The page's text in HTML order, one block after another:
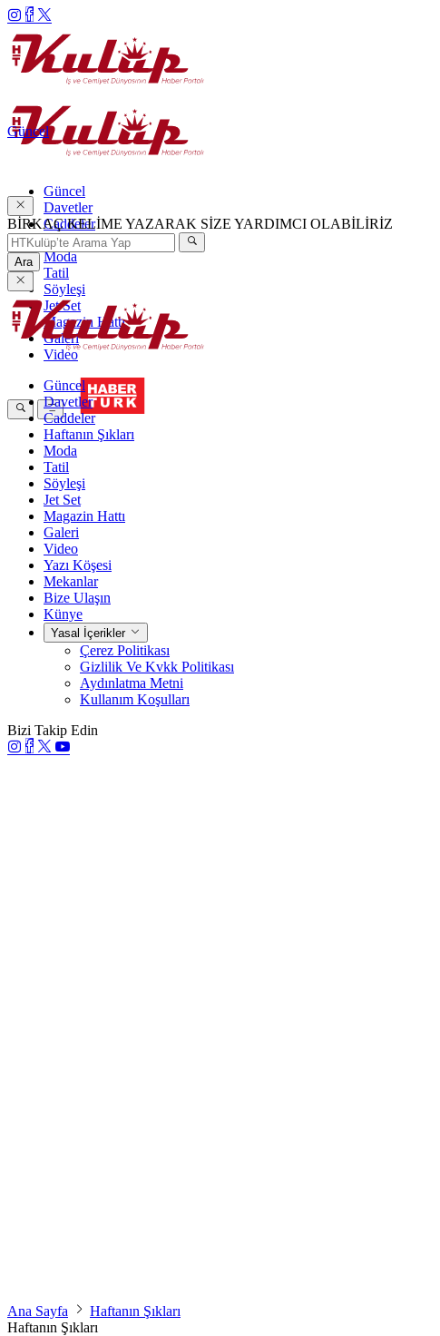
Güncel
Davetler
Caddeler
Haftanın Şıkları
Moda
Tatil
Söyleşi
Jet Set
Magazin Hattı
Galeri
Video
Güncel
BİRKAÇ KELİME YAZARAK SİZE YARDIMCI OLABİLİRİZ
Ara
Güncel
Davetler
Caddeler
Haftanın Şıkları
Moda
Tatil
Söyleşi
Jet Set
Magazin Hattı
Galeri
Video
Yazı Köşesi
Mekanlar
Bize Ulaşın
Künye
Yasal İçerikler
Çerez Politikası
Gizlilik Ve Kvkk Politikası
Aydınlatma Metni
Kullanım Koşulları
Bizi Takip Edin
Ana Sayfa
Haftanın Şıkları
Haftanın Şıkları